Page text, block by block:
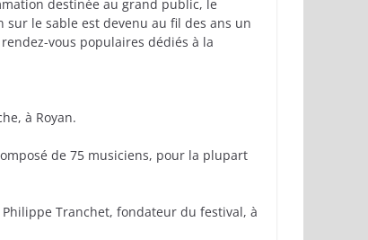
destinée au grand public, le
sur le sable est devenu au fil des ans un
vous populaires dédiés à la
à Royan.
de 75 musiciens, pour la plupart
Tranchet, fondateur du festival, à